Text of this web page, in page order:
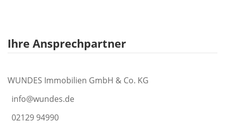
Ihre Ansprechpartner
WUNDES Immobilien GmbH & Co. KG
info@wundes.de
02129 94990